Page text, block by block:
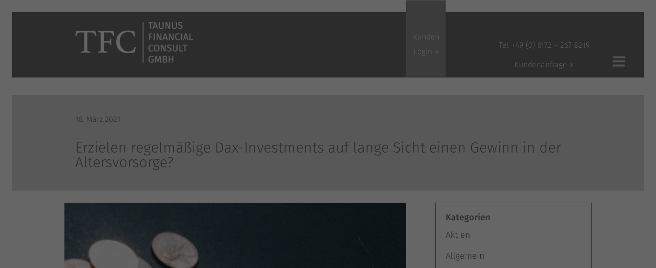
Kunden
Login »
Tel +49 (0) 6172 – 267 8219
Kundenanfrage »
18. März 2021
Erzielen regelmäßige Dax-Investments auf lange Sicht einen Gewinn in der
Altersvorsorge?
Kategorien
Aktien
Allgemein